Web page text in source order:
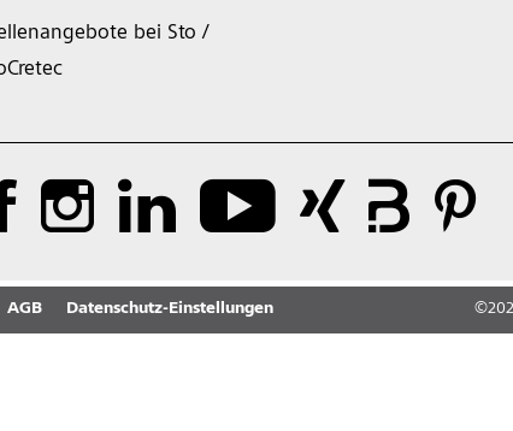
bei Sto /
AGB Datenschutz-Einstellungen ©